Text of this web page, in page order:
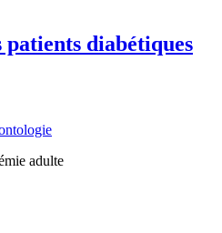
patients diabétiques